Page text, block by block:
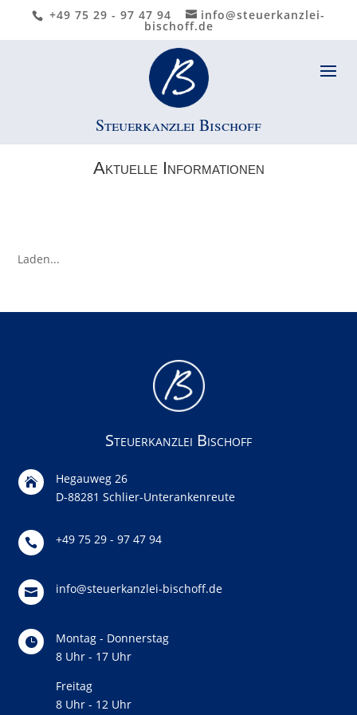
+49 75 29 - 97 47 94 info@steuerkanzlei-
bischoff.de
Steuerkanzlei Bischoff
Aktuelle Informationen
Laden...
Steuerkanzlei Bischoff

Hegauweg 26
D-88281 Schlier-Unterankenreute
 +49 75 29 - 97 47 94
 info@steuerkanzlei-bischoff.de

Montag - Donnerstag
8 Uhr - 17 Uhr
Freitag
8 Uhr - 12 Uhr